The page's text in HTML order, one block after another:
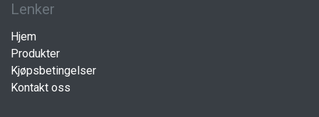
Lenker
Hjem
Produkter
Kjøpsbetingelser
Kontakt oss